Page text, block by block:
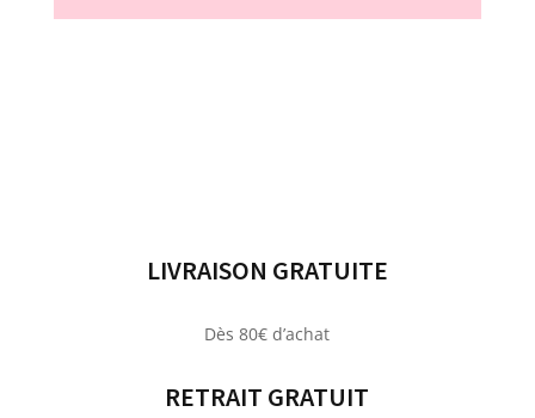
LIVRAISON GRATUITE
Dès 80€ d’achat
RETRAIT GRATUIT